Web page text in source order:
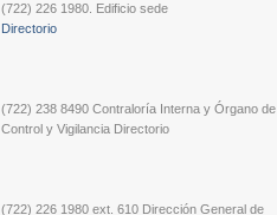
(722) 226 1980. Edificio sede
Directorio
(722) 238 8490 Contraloría Interna y Órgano de
Control y Vigilancia Directorio
(722) 226 1980 ext. 610 Dirección General de